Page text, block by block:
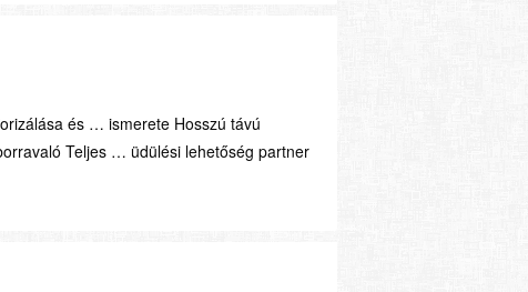
és … ismerete Hosszú távú
Teljes … üdülési lehetőség partner